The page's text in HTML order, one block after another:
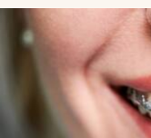
Clase
Clima
Mundial 2026
Eventos Corporativos